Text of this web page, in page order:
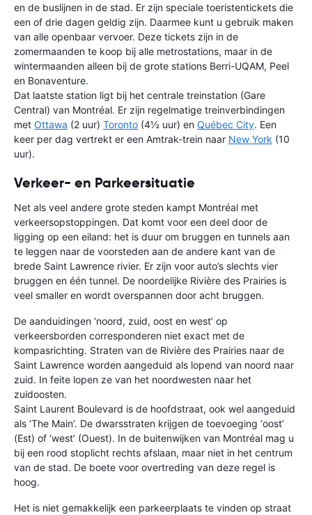
en de buslijnen in de stad. Er zijn speciale toeristentickets die
een of drie dagen geldig zijn. Daarmee kunt u gebruik maken
van alle openbaar vervoer. Deze tickets zijn in de
zomermaanden te koop bij alle metrostations, maar in de
wintermaanden alleen bij de grote stations Berri-UQAM, Peel
en Bonaventure.
Dat laatste station ligt bij het centrale treinstation (Gare
Central) van Montréal. Er zijn regelmatige treinverbindingen
met Ottawa (2 uur) Toronto (4½ uur) en Québec City. Een
keer per dag vertrekt er een Amtrak-trein naar New York (10
uur).
Verkeer- en Parkeersituatie
Net als veel andere grote steden kampt Montréal met
verkeersopstoppingen. Dat komt voor een deel door de
ligging op een eiland: het is duur om bruggen en tunnels aan
te leggen naar de voorsteden aan de andere kant van de
brede Saint Lawrence rivier. Er zijn voor auto’s slechts vier
bruggen en één tunnel. De noordelijke Rivière des Prairies is
veel smaller en wordt overspannen door acht bruggen.
De aanduidingen ‘noord, zuid, oost en west’ op
verkeersborden corresponderen niet exact met de
kompasrichting. Straten van de Rivière des Prairies naar de
Saint Lawrence worden aangeduid als lopend van noord naar
zuid. In feite lopen ze van het noordwesten naar het
zuidoosten.
Saint Laurent Boulevard is de hoofdstraat, ook wel aangeduid
als ‘The Main’. De dwarsstraten krijgen de toevoeging ‘oost’
(Est) of ‘west’ (Ouest). In de buitenwijken van Montréal mag u
bij een rood stoplicht rechts afslaan, maar niet in het centrum
van de stad. De boete voor overtreding van deze regel is
hoog.
Het is niet gemakkelijk een parkeerplaats te vinden op straat